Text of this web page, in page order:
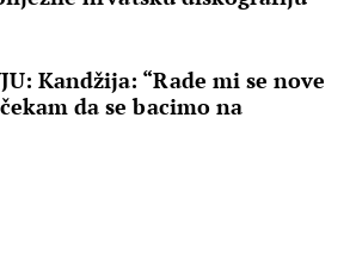
Kandžija: “Rade mi se nove
da se bacimo na